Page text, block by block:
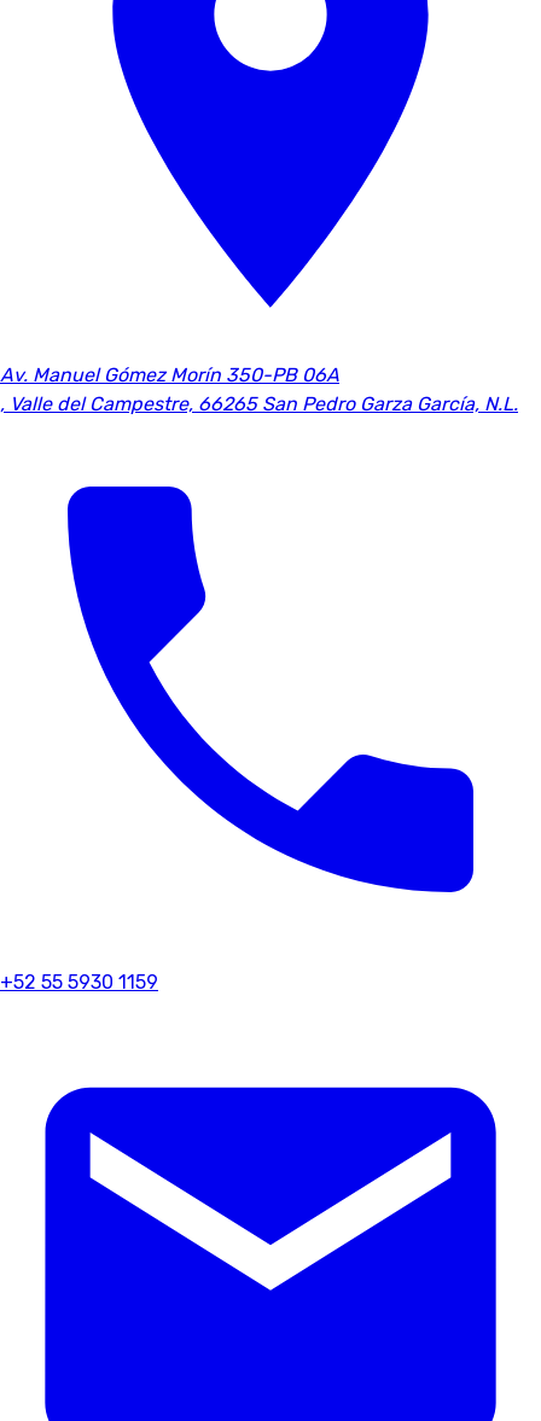
Av. Manuel Gómez Morín 350-PB 06A
, Valle del Campestre, 66265 San Pedro Garza García, N.L.
+52 55 5930 1159